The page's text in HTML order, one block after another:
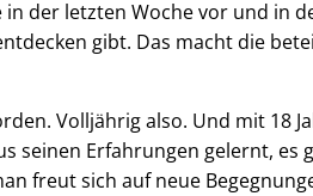
der letzten Woche vor und in
gibt. Das macht die
Volljährig also. Und mit 18
seinen Erfahrungen gelernt, es
freut sich auf neue